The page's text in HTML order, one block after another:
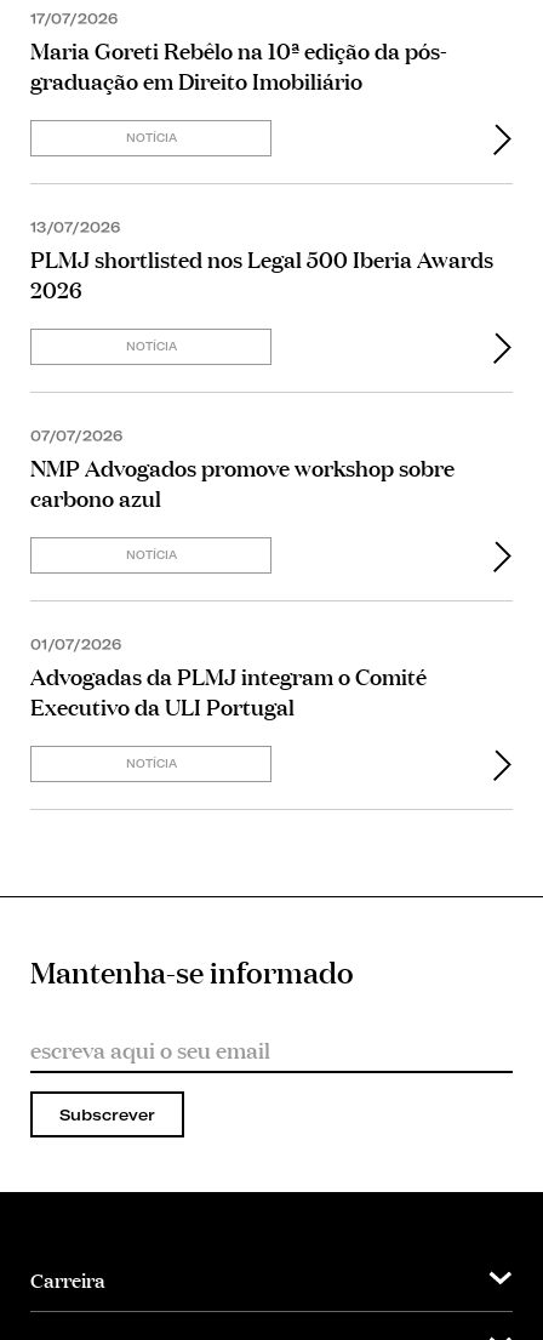
17/07/2026
Maria Goreti Rebêlo na 10ª edição da pós-
graduação em Direito Imobiliário
NOTÍCIA
13/07/2026
PLMJ shortlisted nos Legal 500 Iberia Awards
2026
NOTÍCIA
07/07/2026
NMP Advogados promove workshop sobre
carbono azul
NOTÍCIA
01/07/2026
Advogadas da PLMJ integram o Comité
Executivo da ULI Portugal
NOTÍCIA
Mantenha-se informado
Subscrever
Carreira